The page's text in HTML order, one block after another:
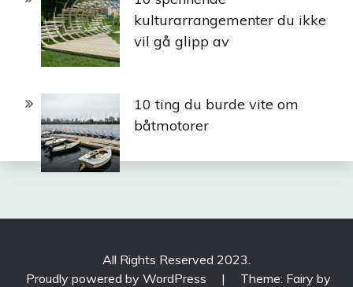
kulturarrangementer du ikke
vil gå glipp av
10 ting du burde vite om
båtmotorer
All Rights Reserved 2023.
Proudly powered by WordPress
| Theme: Fairy by